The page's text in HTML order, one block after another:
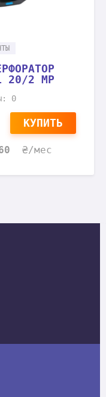
20/2 MP
0
КУПИТЬ
₴/мес